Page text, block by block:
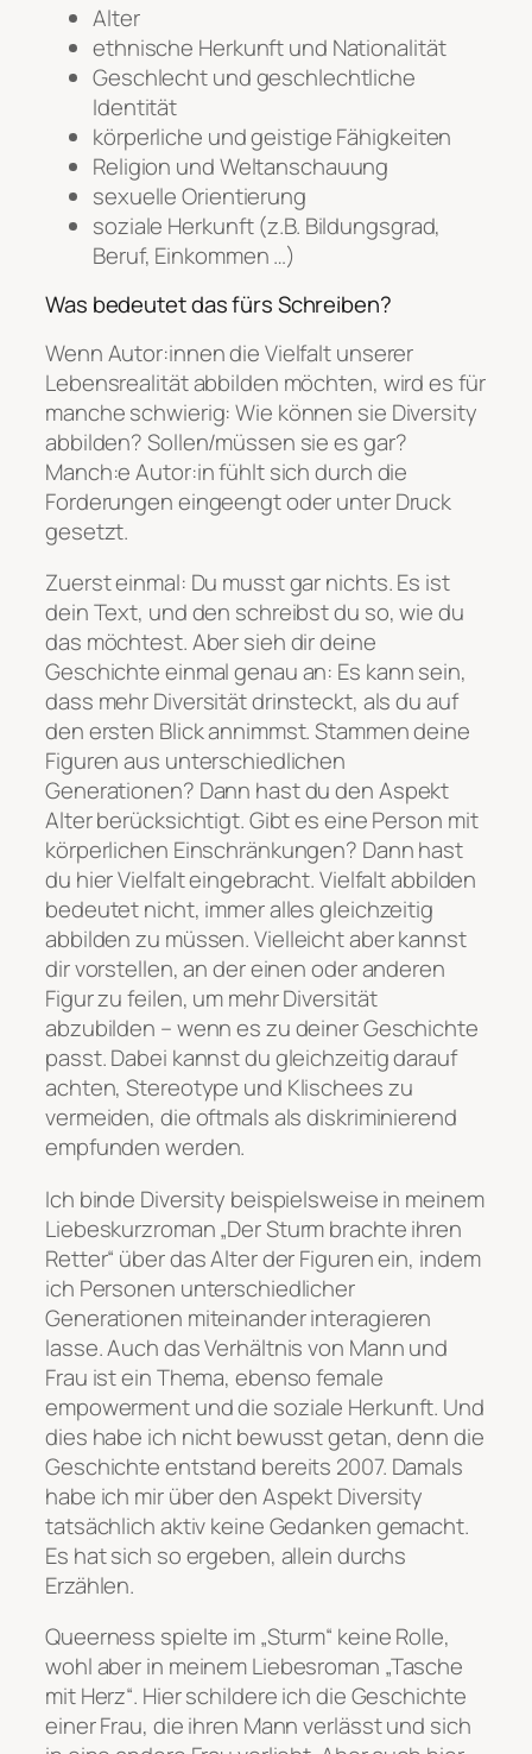
Alter
ethnische Herkunft und Nationalität
Geschlecht und geschlechtliche
Identität
körperliche und geistige Fähigkeiten
Religion und Weltanschauung
sexuelle Orientierung
soziale Herkunft (z.B. Bildungsgrad,
Beruf, Einkommen …)
Was bedeutet das fürs Schreiben?
Wenn Autor:innen die Vielfalt unserer
Lebensrealität abbilden möchten, wird es für
manche schwierig: Wie können sie Diversity
abbilden? Sollen/müssen sie es gar?
Manch:e Autor:in fühlt sich durch die
Forderungen eingeengt oder unter Druck
gesetzt.
Zuerst einmal: Du musst gar nichts. Es ist
dein Text, und den schreibst du so, wie du
das möchtest. Aber sieh dir deine
Geschichte einmal genau an: Es kann sein,
dass mehr Diversität drinsteckt, als du auf
den ersten Blick annimmst. Stammen deine
Figuren aus unterschiedlichen
Generationen? Dann hast du den Aspekt
Alter berücksichtigt. Gibt es eine Person mit
körperlichen Einschränkungen? Dann hast
du hier Vielfalt eingebracht. Vielfalt abbilden
bedeutet nicht, immer alles gleichzeitig
abbilden zu müssen.Vielleicht aber kannst
dir vorstellen, an der einen oder anderen
Figur zu feilen, um mehr Diversität
abzubilden – wenn es zu deiner Geschichte
passt. Dabei kannst du gleichzeitig darauf
achten, Stereotype und Klischees zu
vermeiden, die oftmals als diskriminierend
empfunden werden.
Ich binde Diversity beispielsweise in meinem
Liebeskurzroman „Der Sturm brachte ihren
Retter“ über das Alter der Figuren ein, indem
ich Personen unterschiedlicher
Generationen miteinander interagieren
lasse. Auch das Verhältnis von Mann und
Frau ist ein Thema, ebenso female
empowerment und die soziale Herkunft. Und
dies habe ich nicht bewusst getan, denn die
Geschichte entstand bereits 2007. Damals
habe ich mir über den Aspekt Diversity
tatsächlich aktiv keine Gedanken gemacht.
Es hat sich so ergeben, allein durchs
Erzählen.
Queerness spielte im „Sturm“ keine Rolle,
wohl aber in meinem Liebesroman „Tasche
mit Herz“. Hier schildere ich die Geschichte
einer Frau, die ihren Mann verlässt und sich